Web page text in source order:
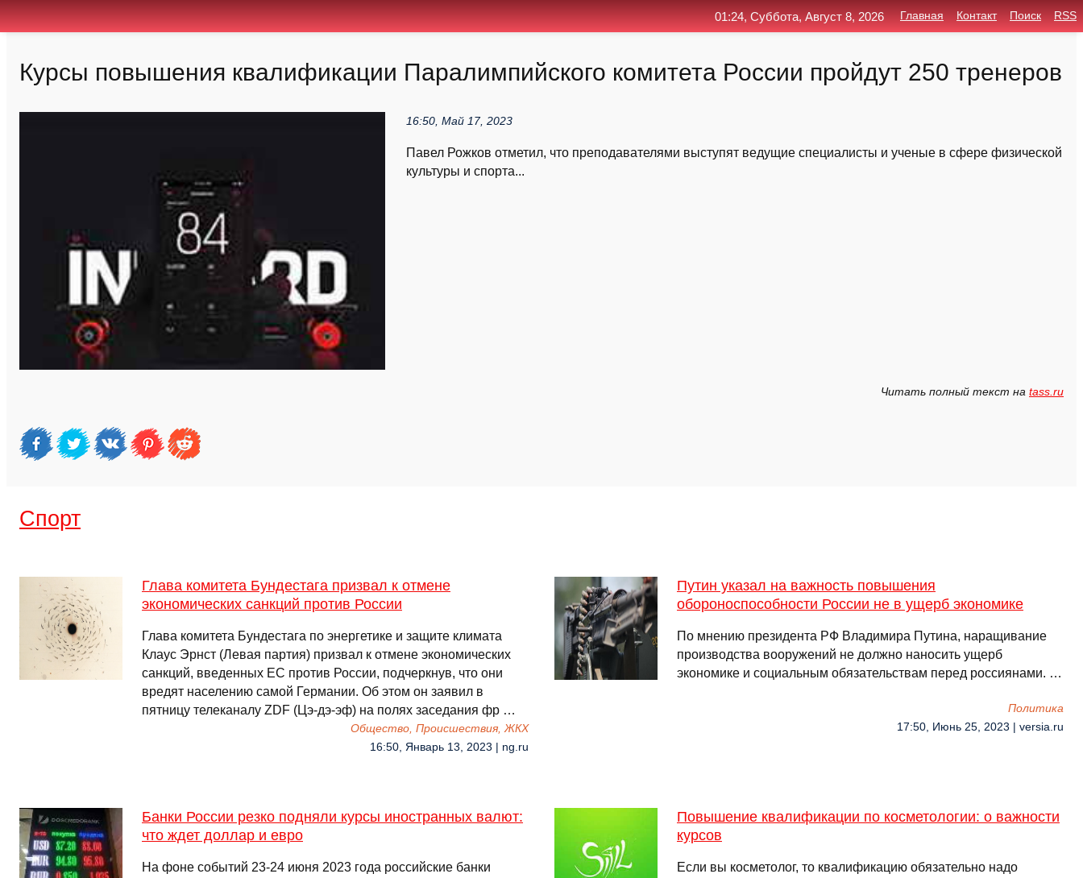
Курсы повышения квалификации Паралимпийского комитета России пройдут 250 тренеров
16:50, Май 17, 2023
Павел Рожков отметил, что преподавателями выступят ведущие специалисты и ученые в сфере физической
культуры и спорта...
Читать полный текст на tass.ru
Спорт
Глава комитета Бундестага призвал к отмене
экономических санкций против России
Глава комитета Бундестага по энергетике и защите климата
Клаус Эрнст (Левая партия) призвал к отмене экономических
санкций, введенных ЕС против России, подчеркнув, что они
вредят населению самой Германии. Об этом он заявил в
пятницу телеканалу ZDF (Цэ-дэ-эф) на полях заседания фр …
Общество, Происшествия, ЖКХ
16:50, Январь 13, 2023 | ng.ru
Путин указал на важность повышения
обороноспособности России не в ущерб экономике
По мнению президента РФ Владимира Путина, наращивание
производства вооружений не должно наносить ущерб
экономике и социальным обязательствам перед россиянами. …
Политика
17:50, Июнь 25, 2023 | versia.ru
Банки России резко подняли курсы иностранных валют:
что ждет доллар и евро
На фоне событий 23-24 июня 2023 года российские банки
Повышение квалификации по косметологии: о важности
курсов
Если вы косметолог, то квалификацию обязательно надо
01:24, Суббота, Август 8, 2026 Главная Контакт Поиск RSS